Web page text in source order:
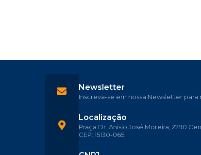
Localização
Praça Dr. Anisio José Moreira, 2290
CEP: 15130-065
Newsletter
Inscreva-se em nossa Newsletter